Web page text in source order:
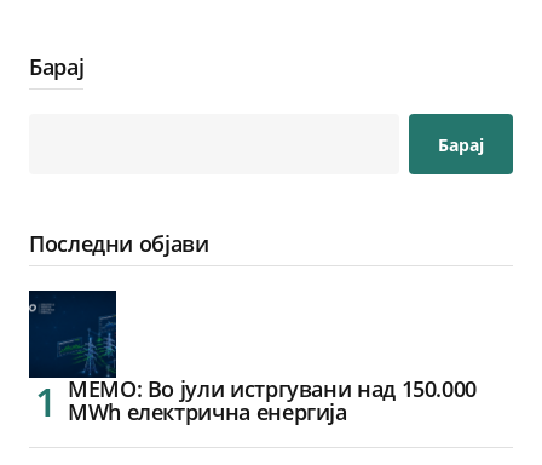
Барај
Барај
Последни објави
МЕМО: Во јули истргувани над 150.000
MWh електрична енергија